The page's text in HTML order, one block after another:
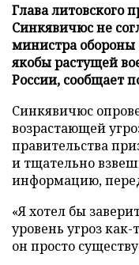
Глава литовского
Синкявичюс не
министра обороны
якобы растущей
России, сообщает
Синкявичюс
возрастающей
правительства
и тщательно
информацию,
«Я хотел бы
уровень угроз
он просто